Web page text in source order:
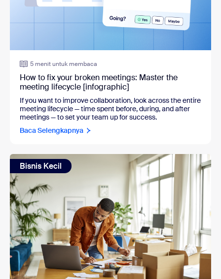
5 menit untuk membaca
How to fix your broken meetings: Master the
meeting lifecycle [infographic]
If you want to improve collaboration, look across the entire
meeting lifecycle — time spent before, during, and after
meetings — to set your team up for success.
Baca Selengkapnya
Bisnis Kecil